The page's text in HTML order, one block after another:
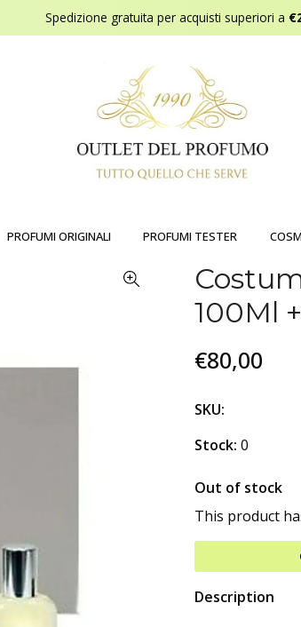
Spedizione gratuita per acquisti superiori a
PROFUMI ORIGINALI PROFUMI TESTER
100Ml
€80,00
SKU:
Stock: 0
Out of stock
This product
Description